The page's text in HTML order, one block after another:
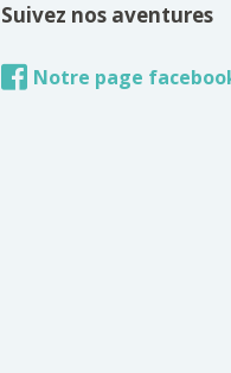
Suivez nos aventures
Notre page